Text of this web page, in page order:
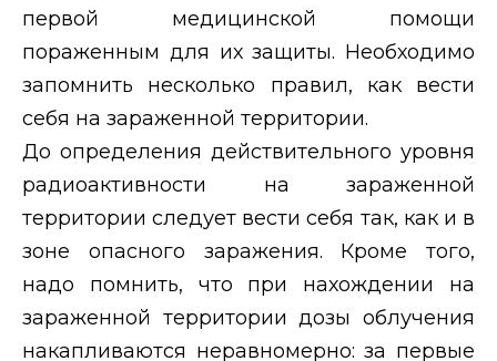
первой медицинской помощи
пораженным для их защиты. Необходимо
запомнить несколько правил, как вести
себя на зараженной территории.
До определения действительного уровня
радиоактивности на зараженной
территории следует вести себя так, как и в
зоне опасного заражения.
Кроме того,
надо помнить, что при нахождении на
зараженной территории дозы облучения
накапливаются неравномерно: за первые